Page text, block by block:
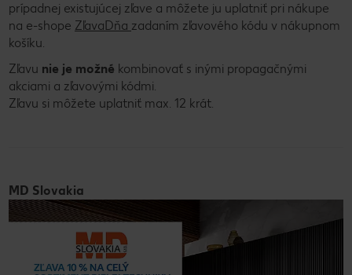
prípadnej existujúcej zľave a môžete ju uplatniť pri nákupe
na e-shope ZľavaDňa zadaním zľavového kódu v nákupnom
košíku.
Zľavu nie je možné kombinovať s inými propagačnými
akciami a zľavovými kódmi.
Zľavu si môžete uplatniť max. 12 krát.
MD Slovakia